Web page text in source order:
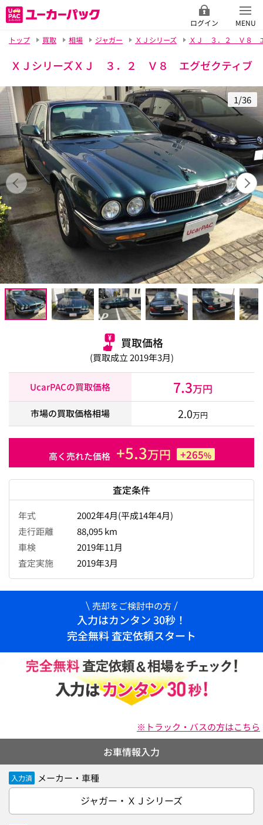
ログイン
MENU
トップ
買取 相場 ジャガー ＸＪシリーズ ＸＪ ３．２ Ｖ８
ＸＪシリーズＸＪ ３．２ Ｖ８ エグゼクティブ
1/36
買取価格
(買取成立 2019年3月)
UcarPACの買取価格 7.3万円
市場の買取価格相場 2.0万円
高く売れた価格 +5.3万円 +265%
査定条件
年式
2002年4月(平成14年4月)
走行距離
88,095 km
車検
2019年11月
査定実施
2019年3月
売却をご検討中の方
入力はカンタン 30秒！
完全無料 査定依頼スタート
※トラック・バスの方はこちら
お車情報入力
入力済 メーカー・車種
ジャガー・ＸＪシリーズ